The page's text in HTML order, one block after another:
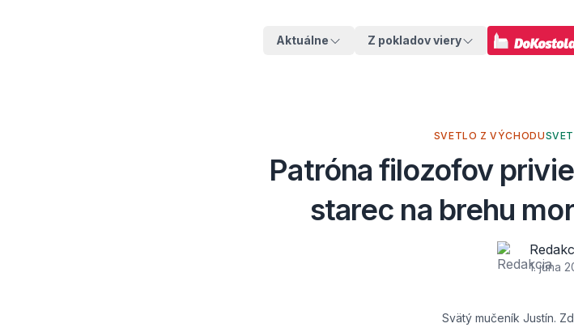
Aktuálne Z pokladov viery
SVETLO Z VÝCHODU
Patróna filozofov
starec na brehu
1. júna
Svätý mučeník Justín.